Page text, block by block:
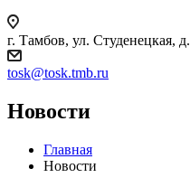
г. Тамбов, ул. Студенецкая,
tosk@tosk.tmb.ru
Новости
Главная
Новости